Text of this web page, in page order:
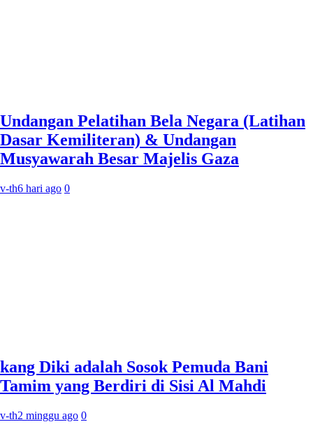
Undangan Pelatihan Bela Negara (Latihan
Dasar Kemiliteran) & Undangan
Musyawarah Besar Majelis Gaza
v-th6 hari ago 0
kang Diki adalah Sosok Pemuda Bani
Tamim yang Berdiri di Sisi Al Mahdi
v-th2 minggu ago 0